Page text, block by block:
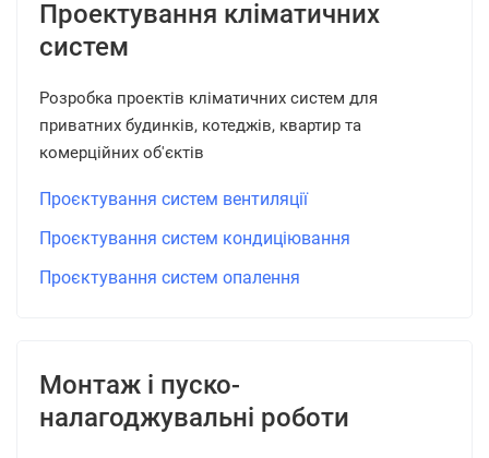
Проектування кліматичних
систем
Розробка проектів кліматичних систем для
приватних будинків, котеджів, квартир та
комерційних об'єктів
Проєктування систем вентиляції
Проєктування систем кондиціювання
Проєктування систем опалення
Монтаж і пуско-
налагоджувальні роботи